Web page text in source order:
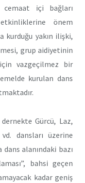
içi bağları
önem
kurduğu yakın ilişki,
grup aidiyetinin
vazgeçilmez bir
kurulan dans
Gürcü, Laz,
dansları üzerine
alanındaki bazı
bahsi geçen
kadar geniş